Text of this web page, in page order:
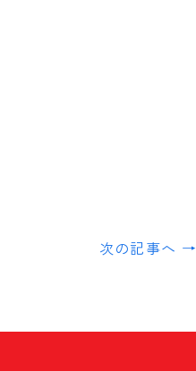
次の記事へ →